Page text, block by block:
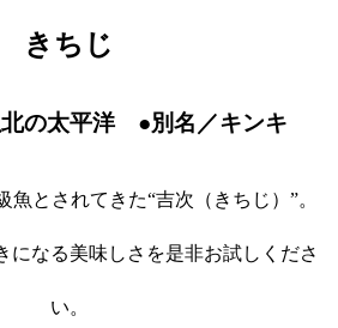
きちじ
の太平洋 ●別名／キンキ
魚とされてきた“吉次（きちじ）”。
になる美味しさを是非お試しくださ
い。